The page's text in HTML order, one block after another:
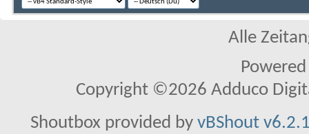
Alle
Copyright ©2026 Adduco
Shoutbox provided by vBShout